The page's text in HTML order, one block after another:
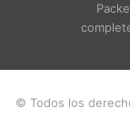
© Todos los